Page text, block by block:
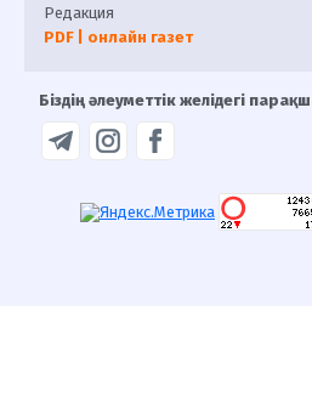
Редакция
PDF | онлайн газет
Біздің әлеуметтік желідегі